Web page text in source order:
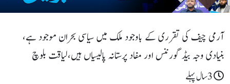
آرمی چیف کی تقرری کے باوجود ملک میں سیاسی بحران موجود ہے،
بنیادی وجہ بیڈ گورننس اور مفاد پرستانہ پالیسیاں ہیں،لیاقت بلوچ